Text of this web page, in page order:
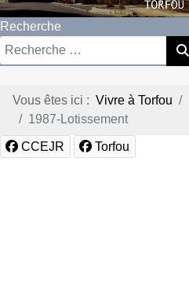
Recherche
Vous êtes ici : Vivre à Torfou
1987-Lotissement
CCEJR Torfou